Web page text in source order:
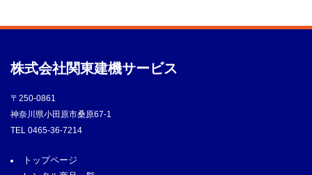
株式会社関東建機サービス
〒250-0861
神奈川県小田原市桑原67-1
TEL 0465-36-7214
トップページ